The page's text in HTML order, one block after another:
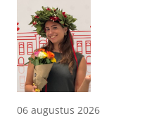
06 augustus 2026